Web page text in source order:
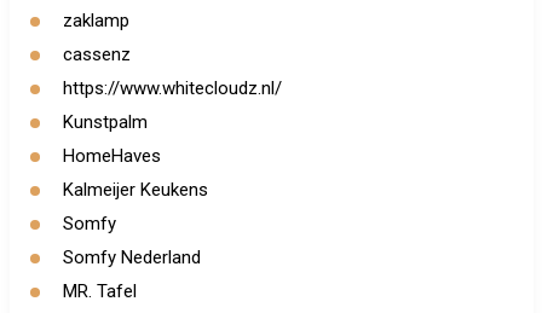
zaklamp
cassenz
https://www.whitecloudz.nl/
Kunstpalm
HomeHaves
Kalmeijer Keukens
Somfy
Somfy Nederland
MR. Tafel